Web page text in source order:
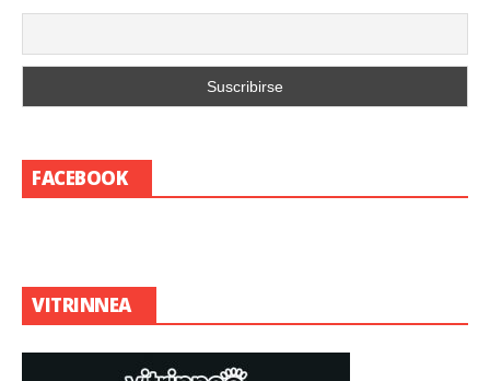
FACEBOOK
VITRINNEA